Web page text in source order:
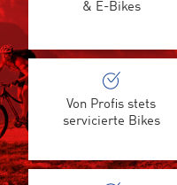
& E-Bikes
Von Profis stets
servicierte Bikes